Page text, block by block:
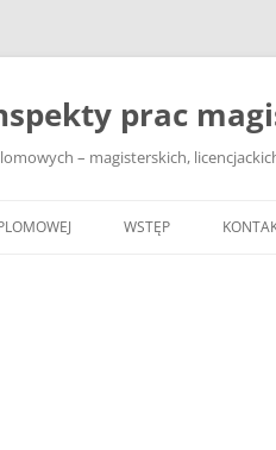
prac
– magisterskich,
WSTĘP